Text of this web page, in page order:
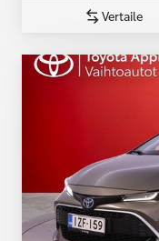
Vertaile